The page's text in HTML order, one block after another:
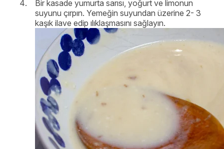
Bir kasade yumurta sarısı, yoğurt ve limonun
suyunu çırpın. Yemeğin suyundan üzerine 2- 3
kaşık ilave edip ılıklaşmasını sağlayın.